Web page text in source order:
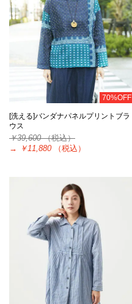
70%OFF
[洗える]バンダナパネルプリントブラ
ウス
￥39,600（税込）
→
￥11,880 （税込）